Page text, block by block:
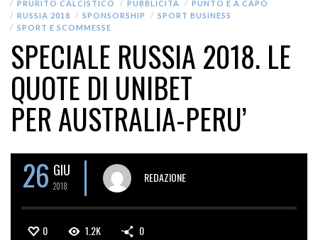
PRURITO CALCISTICO
PUBBLICITÀ
PUNTO E A CAPO
RUSSIA 2018
SPONSORSHIP
SPORT BUSINESS
SPORT E SCOMMESSE
SPECIALE RUSSIA 2018. LE
QUOTE DI UNIBET
PER AUSTRALIA-PERU’
26 GIU
2018
REDAZIONE
0 1.2K 0